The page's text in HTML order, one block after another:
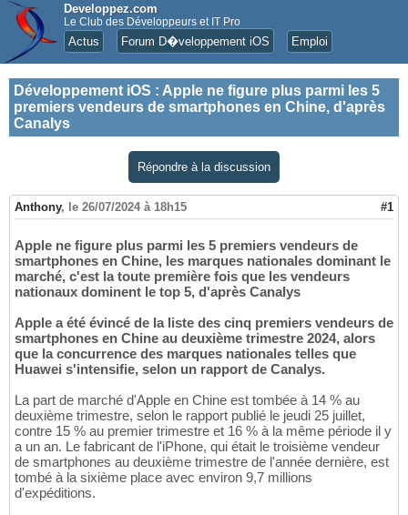
Developpez.com
Le Club des Développeurs et IT Pro
Actus Forum D�veloppement iOS Emploi
Développement iOS : Apple ne figure plus parmi les 5
premiers vendeurs de smartphones en Chine, d'après
Canalys
Répondre à la discussion
Anthony, le 26/07/2024 à 18h15 #1
Apple ne figure plus parmi les 5 premiers vendeurs de
smartphones en Chine, les marques nationales dominant le
marché, c'est la toute première fois que les vendeurs
nationaux dominent le top 5, d'après Canalys
Apple a été évincé de la liste des cinq premiers vendeurs de
smartphones en Chine au deuxième trimestre 2024, alors
que la concurrence des marques nationales telles que
Huawei s'intensifie, selon un rapport de Canalys.
La part de marché d'Apple en Chine est tombée à 14 % au
deuxième trimestre, selon le rapport publié le jeudi 25 juillet,
contre 15 % au premier trimestre et 16 % à la même période il y
a un an. Le fabricant de l'iPhone, qui était le troisième vendeur
de smartphones au deuxième trimestre de l'année dernière, est
tombé à la sixième place avec environ 9,7 millions
d'expéditions.